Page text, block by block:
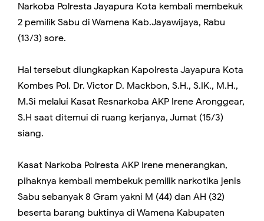
Narkoba Polresta Jayapura Kota kembali membekuk
2 pemilik Sabu di Wamena Kab.Jayawijaya, Rabu
(13/3) sore.
Hal tersebut diungkapkan Kapolresta Jayapura Kota
Kombes Pol. Dr. Victor D. Mackbon, S.H., S.IK., M.H.,
M.Si melalui Kasat Resnarkoba AKP Irene Aronggear,
S.H saat ditemui di ruang kerjanya, Jumat (15/3)
siang.
Kasat Narkoba Polresta AKP Irene menerangkan,
pihaknya kembali membekuk pemilik narkotika jenis
Sabu sebanyak 8 Gram yakni M (44) dan AH (32)
beserta barang buktinya di Wamena Kabupaten